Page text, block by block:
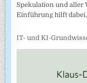
Spekulation und aller
Einführung hilft
IT- und KI-